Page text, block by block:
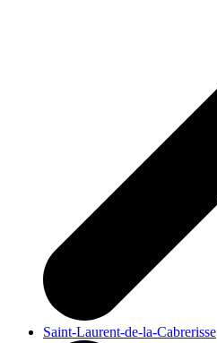
Saint-Laurent-de-la-Cabrerisse